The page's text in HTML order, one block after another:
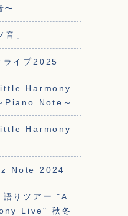
〜
音」
ライブ2025
Harmony
Piano Note～
Harmony
Note 2024
語りツアー "A
Live" 秋冬